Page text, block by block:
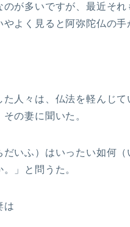
のが多いですが、最近そ
く見ると阿弥陀仏の手
た人々は、仏法を軽んじ
の妻に聞いた。
だいふ）はいったい如何
」と問うた。
は